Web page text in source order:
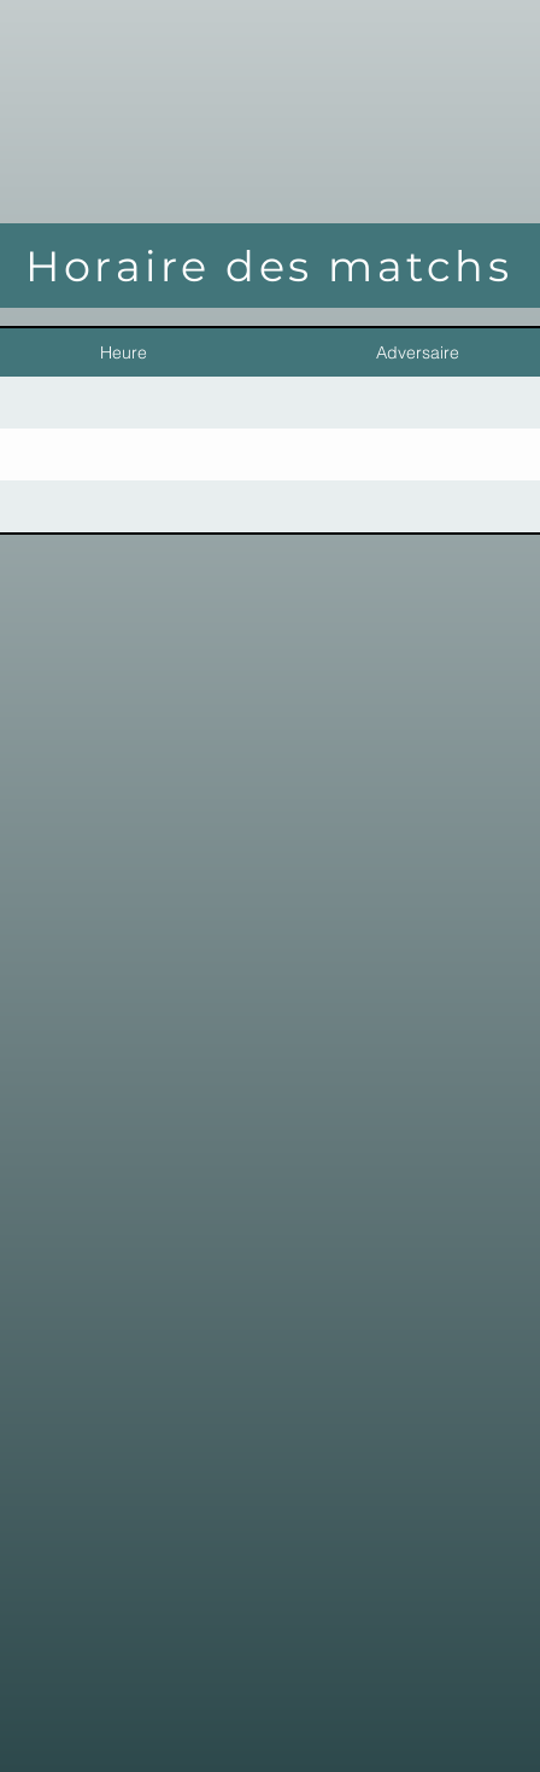
Horaire des matchs
Heure Adversaire